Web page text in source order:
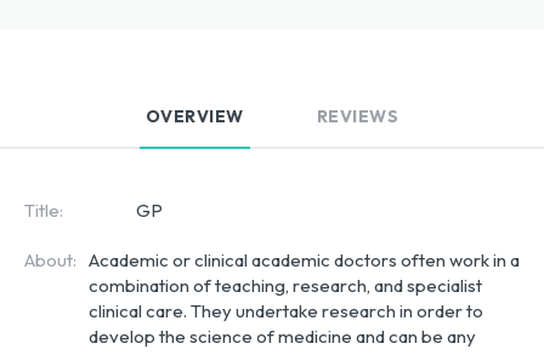
OVERVIEW REVIEWS
Title: GP
About: Academic or clinical academic doctors often work in a
combination of teaching, research, and specialist
clinical care. They undertake research in order to
develop the science of medicine and can be any